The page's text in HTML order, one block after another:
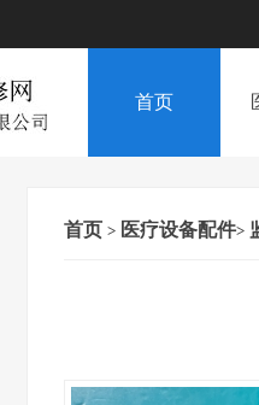
首页
首页 > 医疗设备配件>